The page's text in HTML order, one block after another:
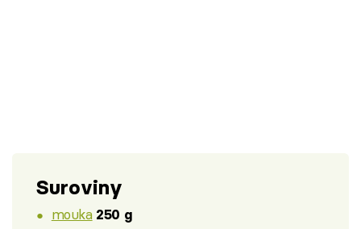
Suroviny
mouka 250 g